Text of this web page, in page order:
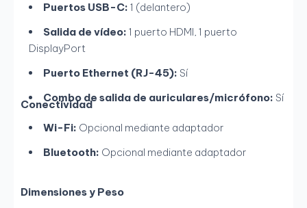
Puertos USB-C: 1 (delantero)
Salida de vídeo: 1 puerto HDMI, 1 puerto
DisplayPort
Puerto Ethernet (RJ-45): Sí
Combo de salida de auriculares/micrófono: Sí
Conectividad
Wi-Fi: Opcional mediante adaptador
Bluetooth: Opcional mediante adaptador
Dimensiones y Peso